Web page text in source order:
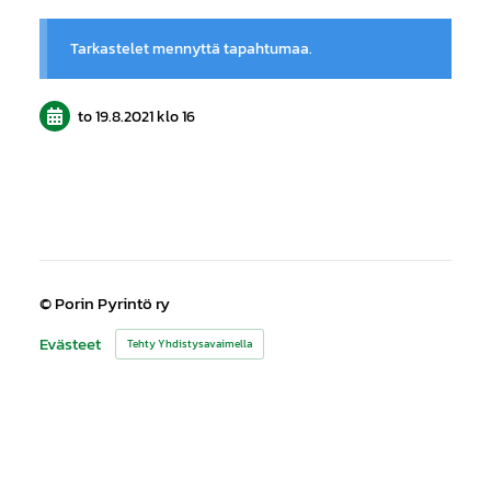
Tarkastelet mennyttä tapahtumaa.
to 19.8.2021klo 16
©Porin Pyrintö ry
Evästeet
Tehty Yhdistysavaimella